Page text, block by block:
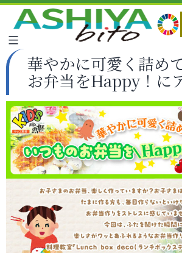
華やかに可愛く詰め
お弁当をHappy！に